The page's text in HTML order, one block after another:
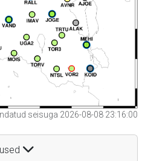
seisuga 2026-08-08 23:16:00